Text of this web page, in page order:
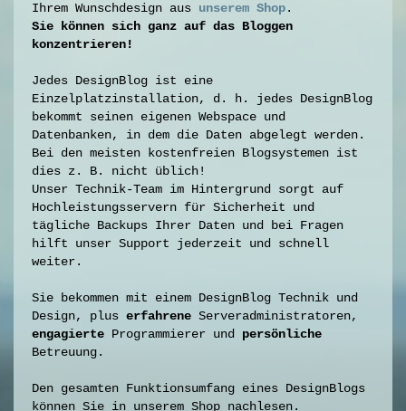
Ihrem Wunschdesign aus unserem Shop.
Sie können sich ganz auf das Bloggen
konzentrieren!
Jedes DesignBlog ist eine
Einzelplatzinstallation, d. h. jedes DesignBlog
bekommt seinen eigenen Webspace und
Datenbanken, in dem die Daten abgelegt werden.
Bei den meisten kostenfreien Blogsystemen ist
dies z. B. nicht üblich!
Unser Technik-Team im Hintergrund sorgt auf
Hochleistungsservern für Sicherheit und
tägliche Backups Ihrer Daten und bei Fragen
hilft unser Support jederzeit und schnell
weiter.
Sie bekommen mit einem DesignBlog Technik und
Design, plus erfahrene Serveradministratoren,
engagierte Programmierer und persönliche
Betreuung.
Den gesamten Funktionsumfang eines DesignBlogs
können Sie in unserem Shop nachlesen.